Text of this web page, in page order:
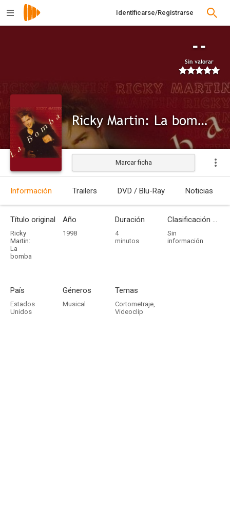
Identificarse/Registrarse
--
Sin valorar
Ricky Martin: La bomba
Marcar ficha
Información Trailers DVD / Blu-Ray Noticias
Título original
Ricky
Martin:
La
bomba
Año
1998
Duración
4
minutos
Clasificación por edades
Sin
información
País
Estados
Unidos
Géneros
Musical
Temas
Cortometraje,
Videoclip